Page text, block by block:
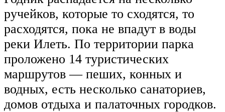
ручейков, которые то сходятся, то
расходятся, пока не впадут в воды
реки Илеть. По территории парка
проложено 14 туристических
маршрутов — пеших, конных и
водных, есть несколько санаториев,
домов отдыха и палаточных городков.